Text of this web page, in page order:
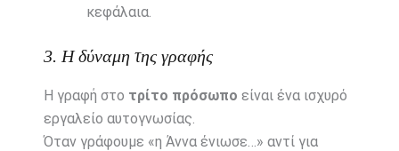
κεφάλαια.
3. Η δύναμη της γραφής
Η γραφή στο τρίτο πρόσωπο είναι ένα ισχυρό
εργαλείο αυτογνωσίας.
Όταν γράφουμε «η Άννα ένιωσε…» αντί για